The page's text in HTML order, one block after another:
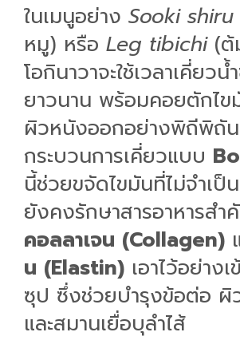
ในเมนูอย่าง Sooki shiru
หมู) หรือ Leg tibichi(ต้
โอกินาวาจะใช้เวลาเคี่ยว
ยาวนาน พร้อมคอยตักไข
ผิวหนังออกอย่างพิถีพิถัน
กระบวนการเคี่ยวแบบ
นี้ช่วยขจัดไขมันที่ไม่จำเป็
ยังคงรักษาสารอาหารส
คอลลาเจน (Collagen)
น (Elastin) เอาไว้อย่าง
ซุป ซึ่งช่วยบำรุงข้อต่อ
และสมานเยื่อบุลำไส้